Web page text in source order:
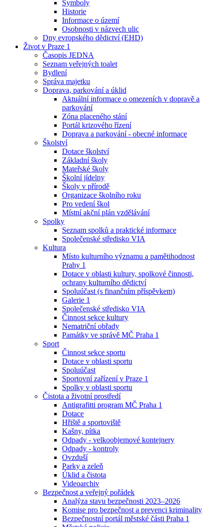
Symboly
Historie
Informace o území
Osobnosti v názvech ulic
Dny evropského dědictví (EHD)
Život v Praze 1
Časopis JEDNA
Seznam veřejných toalet
Bydlení
Správa majetku
Doprava, parkování a úklid
Aktuální informace o omezeních v dopravě a
parkování
Zóna placeného stání
Portál krizového řízení
Doprava a parkování - obecné informace
Školství
Dotace školství
Základní školy
Mateřské školy
Školní jídelny
Školy v přírodě
Organizace školního roku
Pro vedení škol
Místní akční plán vzdělávání
Spolky
Seznam spolků a praktické informace
Společenské středisko VIA
Kultura
Místo kulturního významu a pamětihodnost
Prahy 1
Dotace v oblasti kultury, spolkové činnosti,
ochrany kulturního dědictví
Spoluúčast (s finančním příspěvkem)
Galerie 1
Společenské středisko VIA
Činnost sekce kultury
Nematriční obřady
Památky ve správě MČ Praha 1
Sport
Činnost sekce sportu
Dotace v oblasti sportu
Spoluúčast
Sportovní zařízení v Praze 1
Spolky v oblasti sportu
Čistota a životní prostředí
Antigrafitti program MČ Praha 1
Dotace
Hřiště a sportoviště
Kašny, pítka
Odpady - velkoobjemové kontejnery
Odpady - kontroly
Ovzduší
Parky a zeleň
Úklid a čistota
Videoarchiv
Bezpečnost a veřejný pořádek
Analýza stavu bezpečnosti 2023–2026
Komise pro bezpečnost a prevenci kriminality
Bezpečnostní portál městské části Praha 1